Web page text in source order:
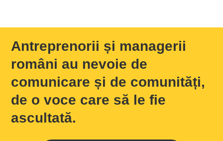
Antreprenorii și managerii
români au nevoie de
comunicare și de comunități,
de o voce care să le fie
ascultată.